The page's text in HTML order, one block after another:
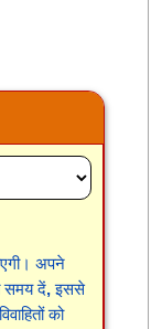
अपने
समय दें, इससे
को